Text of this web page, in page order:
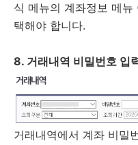
식 메뉴의 계좌정보 메
택해야 합니다.
8. 거래내역 비밀번호 입
거래내역에서 계좌 비밀